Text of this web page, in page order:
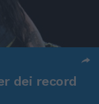
dei record